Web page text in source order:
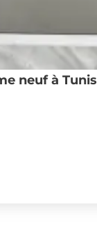
neuf à Tunis